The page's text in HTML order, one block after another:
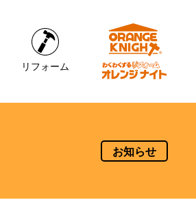
リフォーム
お知らせ